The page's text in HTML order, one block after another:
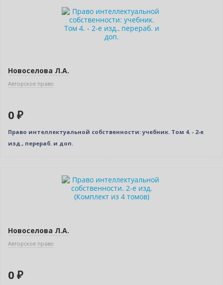
Новоселова Л.А.
Авторское право
0 ₽
Право интеллектуальной собственности: учебник. Том 4. - 2-е
изд., перераб. и доп.
Новоселова Л.А.
Авторское право
0 ₽